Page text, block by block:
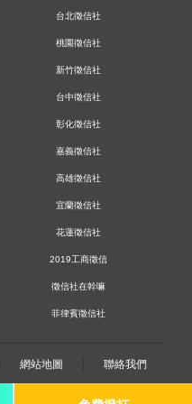
台北徵信社
桃園徵信社
新竹徵信社
台中徵信社
彰化徵信社
嘉義徵信社
高雄徵信社
宜蘭徵信社
花蓮徵信社
2019工商徵信
徵信社在幹嘛
菲律賓徵信社
網站地圖 聯絡我們